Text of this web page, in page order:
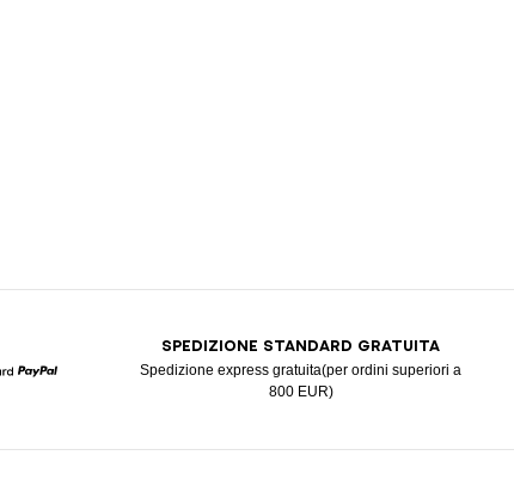
SPEDIZIONE STANDARD GRATUITA
Spedizione express gratuita(per ordini superiori a
800 EUR)